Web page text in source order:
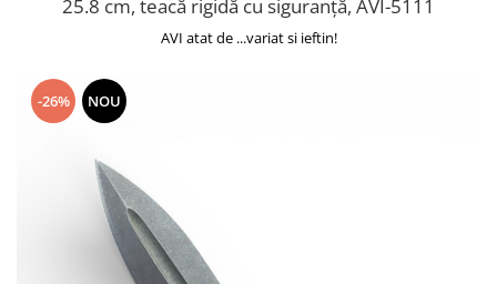
de contact
Perii de par si piepteni
pedichiura
Baterii sanitare baie
Coloane de dus si seturi de dus
25.8 cm, teacă rigidă cu siguranță, AVI-5111
AVI atat de ...variat si ieftin!
-26% NOU